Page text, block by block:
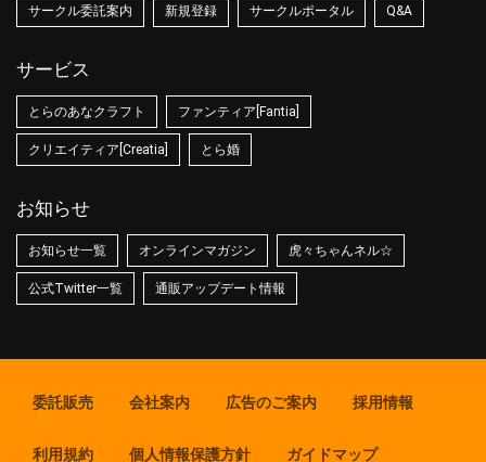
サークル委託案内 新規登録 サークルポータル Q&A
サービス
とらのあなクラフト ファンティア[Fantia]
クリエイティア[Creatia] とら婚
お知らせ
お知らせ一覧 オンラインマガジン 虎々ちゃんネル☆
公式Twitter一覧 通販アップデート情報
委託販売 会社案内 広告のご案内 採用情報
利用規約 個人情報保護方針 ガイドマップ